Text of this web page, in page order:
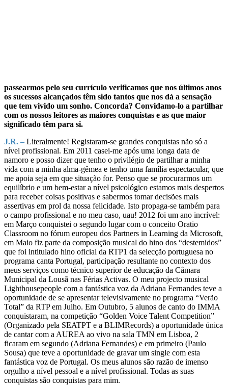
passearmos pelo seu currículo verificamos que nos últimos anos
os sucessos alcançados têm sido tantos que nos dá a sensação
que tem vivido um sonho. Concorda? Convidamo-lo a partilhar
com os nossos leitores as maiores conquistas e as que maior
significado têm para si.
J.R. – Literalmente! Registaram-se grandes conquistas não só a
nível profissional. Em 2011 casei-me após uma longa data de
namoro e posso dizer que tenho o privilégio de partilhar a minha
vida com a minha alma-gêmea e tenho uma família espectacular, que
me apoia seja em que situação for. Penso que se procurarmos um
equilíbrio e um bem-estar a nível psicológico estamos mais despertos
para receber coisas positivas e sabermos tomar decisões mais
assertivas em prol da nossa felicidade. Isto propaga-se também para
o campo profissional e no meu caso, uau! 2012 foi um ano incrível:
em Março conquistei o segundo lugar com o conceito Oratio
Classroom no fórum europeu dos Partners in Learning da Microsoft,
em Maio fiz parte da composição musical do hino dos “destemidos”
que foi intitulado hino oficial da RTP1 da selecção portuguesa no
programa canta Portugal, participação resultante no contexto dos
meus serviços como técnico superior de educação da Câmara
Municipal da Lousã nas Férias Activas. O meu projecto musical
Lighthousepeople com a fantástica voz da Adriana Fernandes teve a
oportunidade de se apresentar televisivamente no programa “Verão
Total” da RTP em Julho. Em Outubro, 5 alunos de canto do IMMA
conquistaram, na competição “Golden Voice Talent Competition”
(Organizado pela SEATPT e a BLIMRecords) a oportunidade única
de cantar com a AUREA ao vivo na sala TMN em Lisboa, 2
ficaram em segundo (Adriana Fernandes) e em primeiro (Paulo
Sousa) que teve a oportunidade de gravar um single com esta
fantástica voz de Portugal. Os meus alunos são razão de imenso
orgulho a nível pessoal e a nível profissional. Todas as suas
conquistas são conquistas para mim.